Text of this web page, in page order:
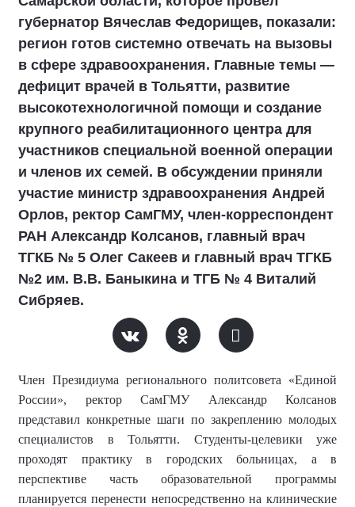
губернатор Вячеслав Федорищев, показали:
регион готов системно отвечать на вызовы
в сфере здравоохранения. Главные темы —
дефицит врачей в Тольятти, развитие
высокотехнологичной помощи и создание
крупного реабилитационного центра для
участников специальной военной операции
и членов их семей. В обсуждении приняли
участие министр здравоохранения Андрей
Орлов, ректор СамГМУ, член-корреспондент
РАН Александр Колсанов, главный врач
ТГКБ № 5 Олег Сакеев и главный врач ТГКБ
№2 им. В.В. Баныкина и ТГБ № 4 Виталий
Сибряев.
Член Президиума регионального политсовета «Единой
России», ректор СамГМУ
Александр Колсанов
представил конкретные шаги по закреплению молодых
специалистов в Тольятти. Студенты-целевики уже
проходят практику в городских больницах, а в
перспективе часть образовательной программы
планируется перенести непосредственно на клинические